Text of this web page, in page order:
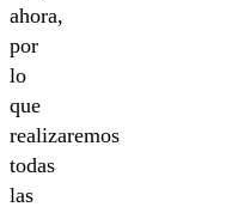
ahora,
por
lo
que
realizaremos
todas
las